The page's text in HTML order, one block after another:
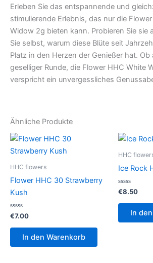
Erleben Sie das entspannende und
stimulierende Erlebnis, das nur die
Widow 2g bieten kann. Probieren Sie sie
Sie selbst, warum diese Blüte seit
Platz in den Herzen der Genießer hat. Ob
geselliger Runde, die Flower HHC White
verspricht ein unvergessliches
Ähnliche Produkte
HHC flowers
Flower HHC 30 Strawberry
Kush
Bewertet
mit
0
€7.00
In den Warenkorb
HHC
Ice Rock
Bewertet
mit
0
€8.50
In